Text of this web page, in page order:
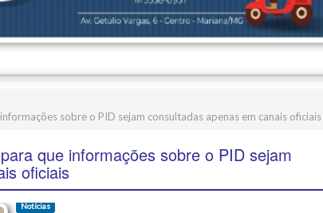
sobre o PID sejam consultadas apenas em canais oficiais
que informações sobre o PID sejam
oficiais
Notícias